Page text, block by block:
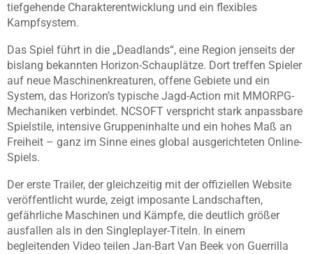
tiefgehende Charakterentwicklung und ein flexibles
Kampfsystem.
Das Spiel führt in die „Deadlands“, eine Region jenseits der
bislang bekannten Horizon-Schauplätze. Dort treffen Spieler
auf neue Maschinenkreaturen, offene Gebiete und ein
System, das Horizon’s typische Jagd-Action mit MMORPG-
Mechaniken verbindet. NCSOFT verspricht stark anpassbare
Spielstile, intensive Gruppeninhalte und ein hohes Maß an
Freiheit – ganz im Sinne eines global ausgerichteten Online-
Spiels.
Der erste Trailer, der gleichzeitig mit der offiziellen Website
veröffentlicht wurde, zeigt imposante Landschaften,
gefährliche Maschinen und Kämpfe, die deutlich größer
ausfallen als in den Singleplayer-Titeln. In einem
begleitenden Video teilen Jan-Bart Van Beek von Guerrilla